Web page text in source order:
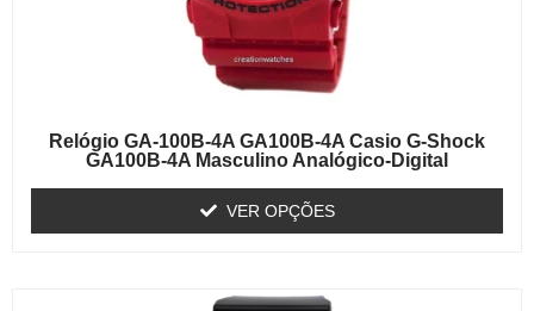
Relógio GA-100B-4A GA100B-4A Casio G-Shock
GA100B-4A Masculino Analógico-Digital
VER OPÇÕES